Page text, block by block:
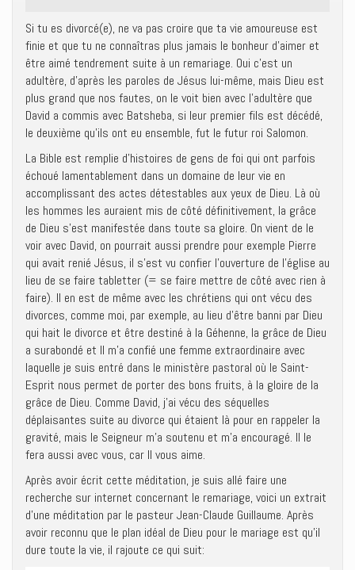
Si tu es divorcé(e), ne va pas croire que ta vie amoureuse est
finie et que tu ne connaîtras plus jamais le bonheur d’aimer et
être aimé tendrement suite à un remariage. Oui c’est un
adultère, d’après les paroles de Jésus lui-même, mais Dieu est
plus grand que nos fautes, on le voit bien avec l’adultère que
David a commis avec Batsheba, si leur premier fils est décédé,
le deuxième qu’ils ont eu ensemble, fut le futur roi Salomon.
La Bible est remplie d’histoires de gens de foi qui ont parfois
échoué lamentablement dans un domaine de leur vie en
accomplissant des actes détestables aux yeux de Dieu. Là où
les hommes les auraient mis de côté définitivement, la grâce
de Dieu s’est manifestée dans toute sa gloire. On vient de le
voir avec David, on pourrait aussi prendre pour exemple Pierre
qui avait renié Jésus, il s’est vu confier l’ouverture de l’église au
lieu de se faire tabletter (= se faire mettre de côté avec rien à
faire). Il en est de même avec les chrétiens qui ont vécu des
divorces, comme moi, par exemple, au lieu d’être banni par Dieu
qui hait le divorce et être destiné à la Géhenne, la grâce de Dieu
a surabondé et Il m’a confié une femme extraordinaire avec
laquelle je suis entré dans le ministère pastoral où le Saint-
Esprit nous permet de porter des bons fruits, à la gloire de la
grâce de Dieu. Comme David, j’ai vécu des séquelles
déplaisantes suite au divorce qui étaient là pour en rappeler la
gravité, mais le Seigneur m’a soutenu et m’a encouragé. Il le
fera aussi avec vous, car Il vous aime.
Après avoir écrit cette méditation, je suis allé faire une
recherche sur internet concernant le remariage, voici un extrait
d’une méditation par le pasteur Jean-Claude Guillaume. Après
avoir reconnu que le plan idéal de Dieu pour le mariage est qu’il
dure toute la vie, iI rajoute ce qui suit: